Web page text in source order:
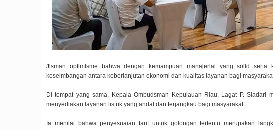
Jisman optimisme bahwa dengan kemampuan manajerial yang solid serta
keseimbangan antara keberlanjutan ekonomi dan kualitas layanan bagi
Di tempat yang sama, Kepala Ombudsman Kepulauan Riau, Lagat P. Siadari
menyediakan layanan listrik yang andal dan terjangkau bagi masyarakat.
Ia menilai bahwa penyesuaian tarif untuk golongan tertentu merupakan